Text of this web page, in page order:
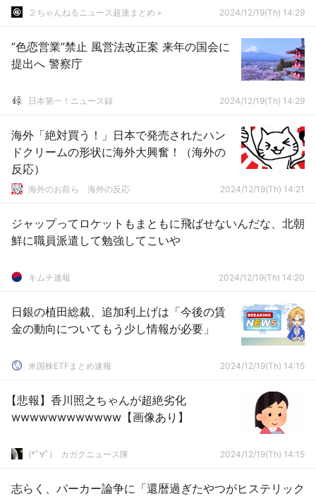
２ちゃんねるニュース超速まとめ＋ 2024/12/19(Th) 14:29
”色恋営業”禁止 風営法改正案 来年の国会に
提出へ 警察庁
日本第一！ニュース録 2024/12/19(Th) 14:29
海外「絶対買う！」日本で発売されたハン
ドクリームの形状に海外大興奮！（海外の
反応）
海外のお前ら 海外の反応 2024/12/19(Th) 14:21
ジャップってロケットもまともに飛ばせないんだな、北朝
鮮に職員派遣して勉強してこいや
キムチ速報 2024/12/19(Th) 14:20
日銀の植田総裁、追加利上げは「今後の賃
金の動向についてもう少し情報が必要」
米国株ETFまとめ速報 2024/12/19(Th) 14:15
【悲報】香川照之ちゃんが超絶劣化
wwwwwwwwwwww【画像あり】
(*ﾟ∀ﾟ)ゞカガクニュース隊 2024/12/19(Th) 14:15
志らく、パーカー論争に「還暦過ぎたやつがヒステリック